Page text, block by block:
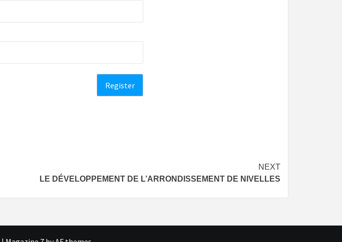
NEXT
LE DÉVELOPPEMENT DE L’ARRONDISSEMENT DE NIVELLES